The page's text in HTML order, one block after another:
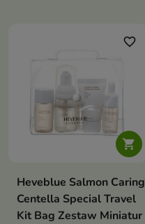

favorite_border
Heveblue Salmon Caring
Centella Special Travel
Kit Bag Zestaw Miniatur